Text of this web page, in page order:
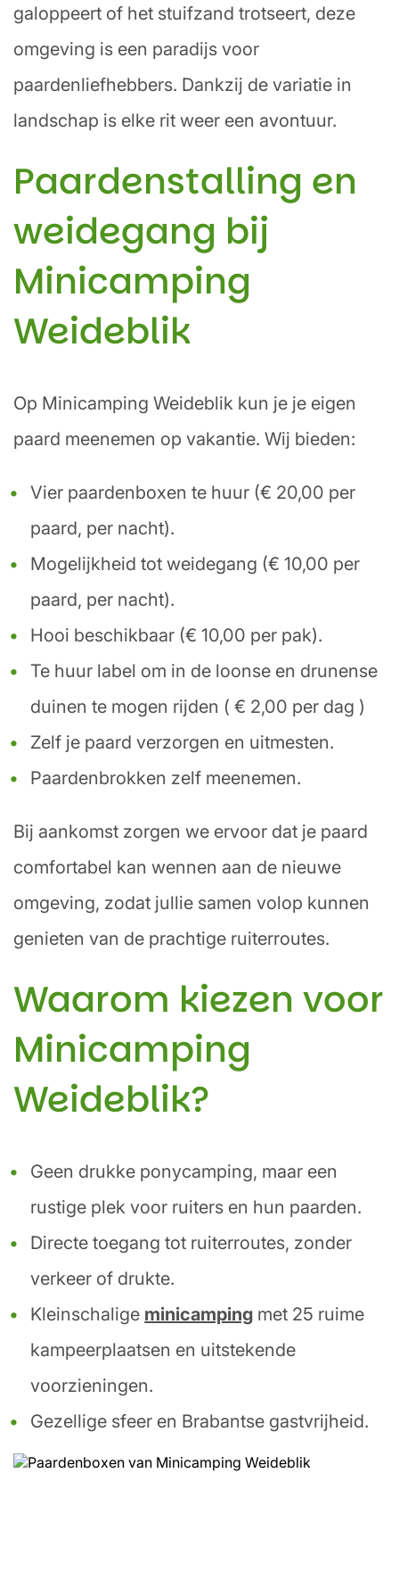
galoppeert of het stuifzand trotseert, deze
omgeving is een paradijs voor
paardenliefhebbers. Dankzij de variatie in
landschap is elke rit weer een avontuur.
Paardenstalling en
weidegang bij
Minicamping
Weideblik
Op Minicamping Weideblik kun je je eigen
paard meenemen op vakantie. Wij bieden:
Vier paardenboxen te huur (€ 20,00 per
paard, per nacht).
Mogelijkheid tot weidegang (€ 10,00 per
paard, per nacht).
Hooi beschikbaar (€ 10,00 per pak).
Te huur label om in de loonse en drunense
duinen te mogen rijden ( € 2,00 per dag )
Zelf je paard verzorgen en uitmesten.
Paardenbrokken zelf meenemen.
Bij aankomst zorgen we ervoor dat je paard
comfortabel kan wennen aan de nieuwe
omgeving, zodat jullie samen volop kunnen
genieten van de prachtige ruiterroutes.
Waarom kiezen voor
Minicamping
Weideblik?
Geen drukke ponycamping, maar een
rustige plek voor ruiters en hun paarden.
Directe toegang tot ruiterroutes, zonder
verkeer of drukte.
Kleinschalige minicamping met 25 ruime
kampeerplaatsen en uitstekende
voorzieningen.
Gezellige sfeer en Brabantse gastvrijheid.